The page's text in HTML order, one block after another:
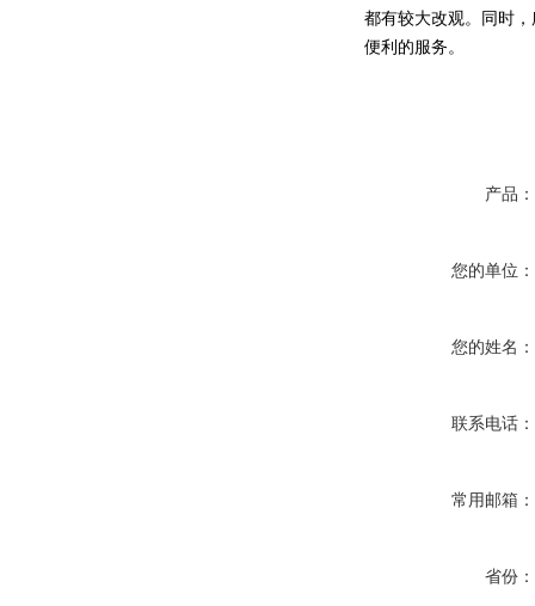
都有较大改观。同时
便利的服务。
产品：
您的单位：
您的姓名：
联系电话：
常用邮箱：
省份：